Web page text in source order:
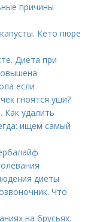
причины
Кето пюре
Диета при
если
гноятся уши?
Как удалить
ищем самый
диеты
Что
на брусьях.